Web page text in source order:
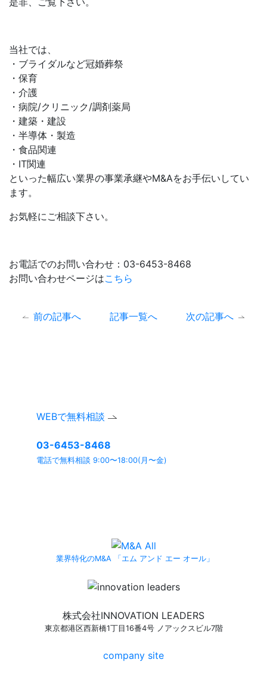
当社では、
・ブライダルなど冠婚葬祭
・保育
・介護
・病院/クリニック/調剤薬局
・建築・建設
・半導体・製造
・食品関連
・IT関連
といった幅広い業界の事業承継やM&Aをお手伝いしてい
ます。
お気軽にご相談下さい。
お電話でのお問い合わせ：03-6453-8468
お問い合わせページはこちら
前の記事へ 記事一覧へ
次の記事へ
WEBで無料相談
03-6453-8468
電話で無料相談 9:00〜18:00(月〜金)
業界特化のM&A 「エム アンド エー オール」
株式会社INNOVATION LEADERS
東京都港区西新橋1丁目16番4号 ノアックスビル7階
company site